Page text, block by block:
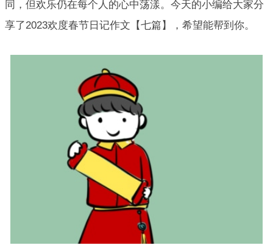
同，但欢乐仍在每个人的心中荡漾。今天的小编给大家分
享了2023欢度春节日记作文【七篇】，希望能帮到你。